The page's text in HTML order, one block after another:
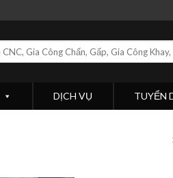
DỊCH VỤ TUYỂN